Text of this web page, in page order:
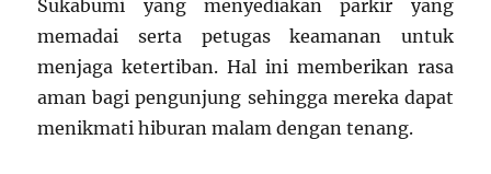
Sukabumi yang menyediakan parkir yang
memadai serta petugas keamanan untuk
menjaga ketertiban. Hal ini memberikan rasa
aman bagi pengunjung sehingga mereka dapat
menikmati hiburan malam dengan tenang.